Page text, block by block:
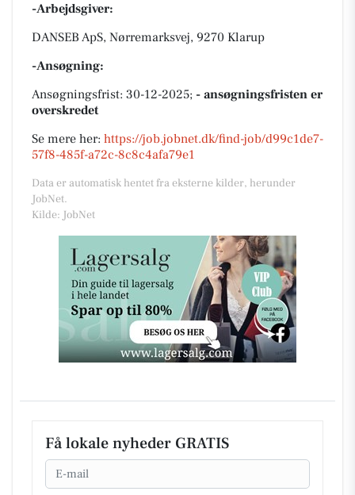
-Arbejdsgiver:
DANSEB ApS, Nørremarksvej, 9270 Klarup
-Ansøgning:
Ansøgningsfrist: 30-12-2025; - ansøgningsfristen er
overskredet
Se mere her: https://job.jobnet.dk/find-job/d99c1de7-
57f8-485f-a72c-8c8c4afa79e1
Data er automatisk hentet fra eksterne kilder, herunder
JobNet.
Kilde: JobNet
Få lokale nyheder GRATIS
Email